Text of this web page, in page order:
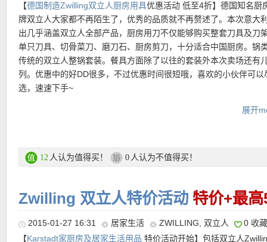
特价链接点此
• Zwilling 中式菜刀 原价39.99欧+今天20%优惠码，特价仅31.99欧
爱的双立人中式菜刀，采用精确比例熔入优质合金，使刀刃长久锋
腐蚀，重量轻，灵活度高，还有人性化的防滑刀柄，让切菜也变成
术！附送磨刀器哦~
【德国制造Zwilling双立人厨房用具优惠活动 低至4折】德国知名厨
牌双立人大家都不再陌生了，优秀的品质就不再赘述了。本次意大
出几乎涵盖双立人全部产品，厨房用刀不仅能够购买整套刀具及刀
单只刀具、切骨菜刀、磨刀石、厨房剪刀，十分适合中国厨房。锅
传统的双立人整锅套装。餐具方面除了以往的套装外本次卖场还有
列。优惠中的好DD很多，不过优惠时间很短哦，喜欢的小伙伴可以
选，速速下手~
担心抢不到喜欢的商品？现在只要你是amazon Prime用户，就可以
费下载最新电影等优惠，好处多多，注册成为amazon Prime及中文
展开
12 人认为值得买！ 0 人认为不值得买！
Zwilling 双立人特价活动 特价+最
2015-01-27 16:31 居家生活 ZWILLING 双立人
0 收藏
【Karstadt家厨房及居家生活用品 特价活动开始】包括双立人